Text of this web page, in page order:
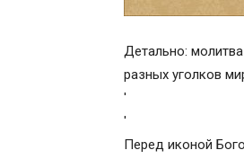
Детально:
разных уголков
'
'
Перед иконой